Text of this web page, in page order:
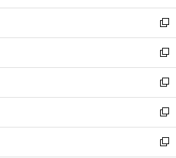
開
く
ウ
で
開
く
ン
ド
ウ
で
開
く
ウ
ィ
ン
ド
ウ
で
開
く
新
し
い
ウ
ィ
ン
ド
ウ
で
新
し
い
ウ
ィ
ン
ド
新
し
い
ウ
ィ
新
し
い
新